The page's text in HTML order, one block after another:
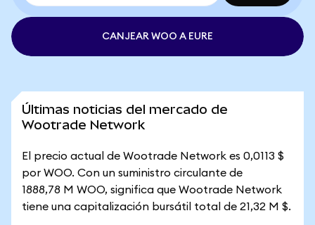
CANJEAR WOO A EURE
Últimas noticias del mercado de
Wootrade Network
El precio actual de Wootrade Network es 0,0113 $
por WOO. Con un suministro circulante de
1888,78 M WOO, significa que Wootrade Network
tiene una capitalización bursátil total de 21,32 M $.